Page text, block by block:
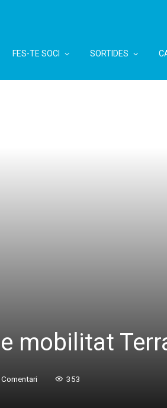
FES-TE SOCI SORTIDES
mobilitat
Comentari 353